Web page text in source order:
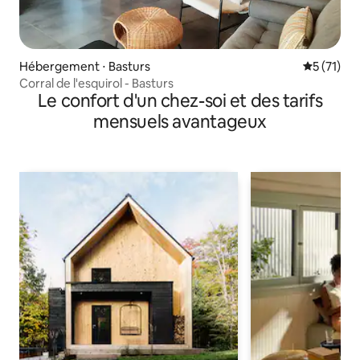
Hébergement ⋅ Basturs
5 (71)
Corral de l'esquirol - Basturs
Le confort d'un chez-soi et des tarifs
mensuels avantageux